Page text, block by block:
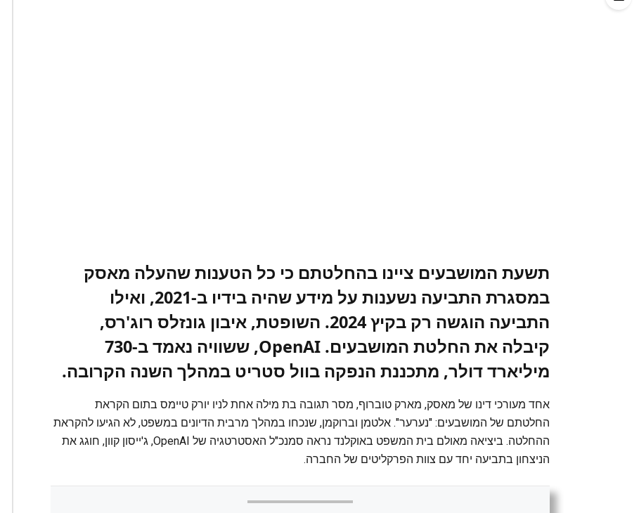
תשעת המושבעים ציינו בהחלטתם כי כל הטענות שהעלה מאסק
במסגרת התביעה נשענות על מידע שהיה בידיו ב-2021, ואילו
התביעה הוגשה רק בקיץ 2024. השופטת, איבון גונזלס רוג'רס,
קיבלה את החלטת המושבעים. OpenAI, ששוויה נאמד ב-730
מיליארד דולר, מתכננת הנפקה בוול סטריט במהלך השנה הקרובה.
אחד מעורכי דינו של מאסק, מארק טוברוף, מסר תגובה בת מילה אחת לניו יורק טיימס בתום הקראת
החלטתם של המושבעים: "נערער". אלטמן וברוקמן, שנכחו במהלך מרבית הדיונים במשפט, לא הגיעו להקראת
ההחלטה. ביציאה מאולם בית המשפט באוקלנד נראה סמנכ"ל האסטרטגיה של OpenAI, ג'ייסון קוון, חוגג את
הניצחון בתביעה יחד עם צוות הפרקליטים של החברה.